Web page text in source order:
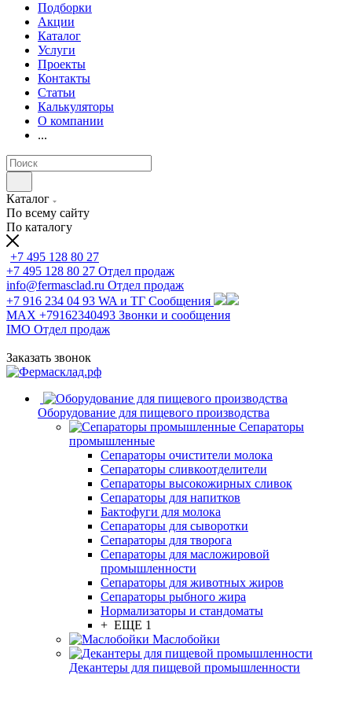
Подборки
Акции
Каталог
Услуги
Проекты
Контакты
Статьи
Калькуляторы
О компании
...
Каталог
По всему сайту
По каталогу
+7 495 128 80 27
+7 495 128 80 27 Отдел продаж
info@fermasclad.ru Отдел продаж
+7 916 234 04 93 WA и ТГ Сообщения
MAX +79162340493 Звонки и сообщения
IMO Отдел продаж
Заказать звонок
Оборудование для пищевого производства
Сепараторы
промышленные
Сепараторы очистители молока
Сепараторы сливкоотделители
Сепараторы высокожирных сливок
Сепараторы для напитков
Бактофуги для молока
Сепараторы для сыворотки
Сепараторы для творога
Сепараторы для масложировой
промышленности
Сепараторы для животных жиров
Сепараторы рыбного жира
Нормализаторы и стандоматы
+ ЕЩЕ 1
Маслобойки
Декантеры для пищевой промышленности